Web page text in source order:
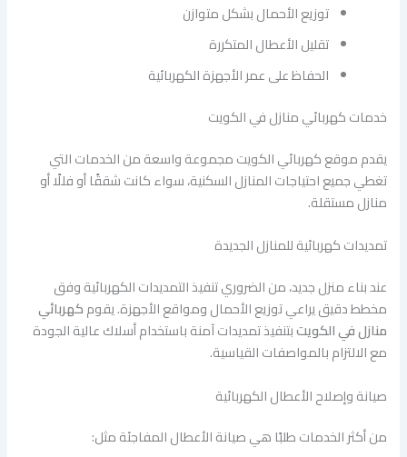
توزيع الأحمال بشكل متوازن
تقليل الأعطال المتكررة
الحفاظ على عمر الأجهزة الكهربائية
خدمات كهربائي منازل في الكويت
يقدم موقع كهربائي الكويت مجموعة واسعة من الخدمات التي
تغطي جميع احتياجات المنازل السكنية، سواء كانت شققًا أو فللًا أو
منازل مستقلة.
تمديدات كهربائية للمنازل الجديدة
عند بناء منزل جديد، من الضروري تنفيذ التمديدات الكهربائية وفق
مخطط دقيق يراعي توزيع الأحمال ومواقع الأجهزة. يقومكهربائي
منازل في الكويتبتنفيذ تمديدات آمنة باستخدام أسلاك عالية الجودة
مع الالتزام بالمواصفات القياسية.
صيانة وإصلاح الأعطال الكهربائية
من أكثر الخدمات طلبًا هي صيانة الأعطال المفاجئة مثل: